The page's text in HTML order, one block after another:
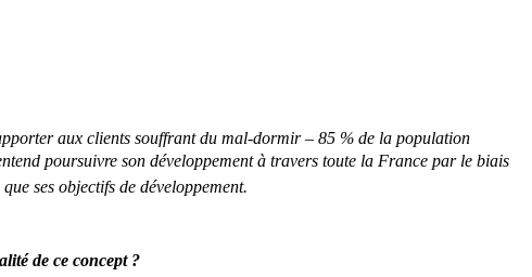
aux clients souffrant du mal-dormir – 85 % de la population
poursuivre son développement à travers toute la France par le biais
ses objectifs de développement.
de ce concept ?